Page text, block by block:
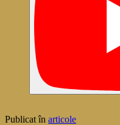
Publicat în articole